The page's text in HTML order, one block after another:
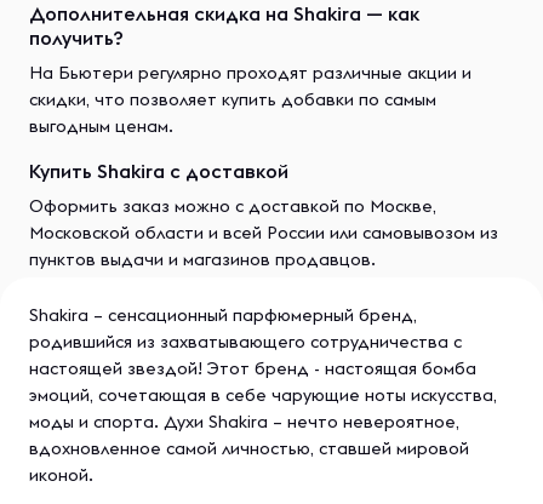
Дополнительная скидка на Shakira — как
получить?
На Бьютери регулярно проходят различные акции и
скидки, что позволяет купить добавки по самым
выгодным ценам.
Купить Shakira с доставкой
Оформить заказ можно с доставкой по Москве,
Московской области и всей России или самовывозом из
пунктов выдачи и магазинов продавцов.
Shakira – сенсационный парфюмерный бренд,
родившийся из захватывающего сотрудничества с
настоящей звездой! Этот бренд - настоящая бомба
эмоций, сочетающая в себе чарующие ноты искусства,
моды и спорта. Духи Shakira – нечто невероятное,
вдохновленное самой личностью, ставшей мировой
иконой.